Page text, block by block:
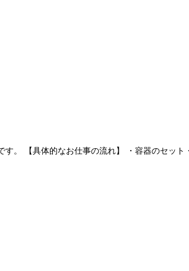
。 【具体的なお仕事の流れ】 ・容器のセット